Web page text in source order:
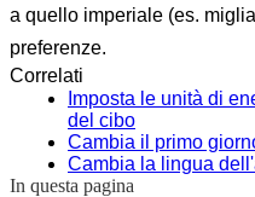
a quello imperiale (es.
preferenze.
Correlati
Imposta le unità di
del cibo
Cambia il primo
Cambia la lingua
In questa pagina